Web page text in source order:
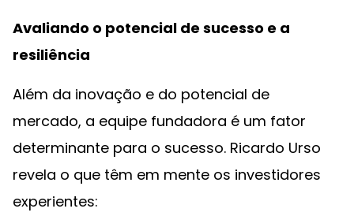
Avaliando o potencial de sucesso e a
resiliência
Além da inovação e do potencial de
mercado, a equipe fundadora é um fator
determinante para o sucesso. Ricardo Urso
revela o que têm em mente os investidores
experientes: